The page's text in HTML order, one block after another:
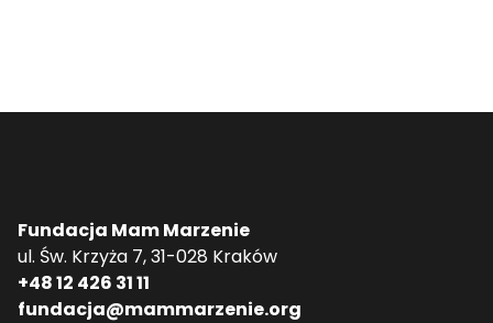
Fundacja Mam Marzenie
ul. Św. Krzyża 7, 31-028 Kraków
+48 12 426 31 11
fundacja@mammarzenie.org